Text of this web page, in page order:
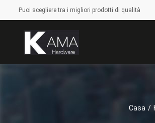
Puoi scegliere tra i migliori prodotti di qualità
Casa /